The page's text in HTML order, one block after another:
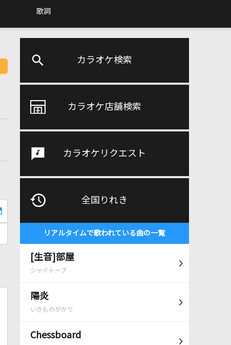
歌詞
カラオケ検索
カラオケ店舗検索
カラオケリクエスト
全国りれき
リアルタイムで歌われている曲の一覧
[生音]部屋
シャイトープ
陽炎
いきものがかり
Chessboard